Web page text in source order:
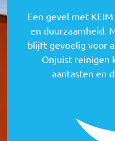
Een gevel met
en duurzaamheid.
blijft gevoelig voor
Onjuist reinigen
aantasten en